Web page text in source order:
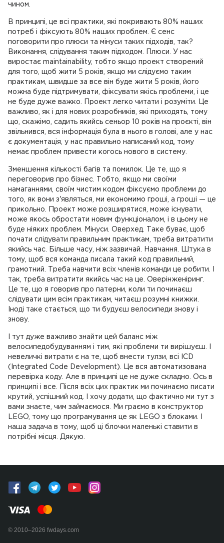
чином.
В принципі, це всі практики, які покривають 80% наших
потреб і фіксують 80% наших проблем. Є сенс
поговорити про плюси та мінуси таких підходів, так?
Виконання, слідування таким підходом. Плюси. У нас
виростає maintainability, тобто якщо проект створений
для того, щоб жити 5 років, якщо ми слідуємо таким
практикам, швидше за все він буде жити 5 років, його
можна буде підтримувати, фіксувати якісь проблеми, і це
не буде дуже важко. Проект легко читати і розуміти. Це
важливо, як і для нових розробників, які приходять, тому
що, скажімо, садить якийсь сеньор 10 років на проєкті, він
звільнився, вся інформація була в нього в голові, але у нас
є документація, у нас правильно написаний код, тому
немає проблем привести когось нового в систему.
Зменшення кількості багів та помилок. Це те, що я
переговорив про бізнес. Тобто, якщо ми своїми
намаганнями, своїм чистим кодом фіксуємо проблеми до
того, як вони з'являться, ми економимо гроші, а гроші — це
прикольно. Проект може розширятися, може існувати,
може якось обростати новим функціоналом, і в цьому не
буде ніяких проблем. Мінуси. Оверхед. Таке буває, щоб
почати слідувати правильним практикам, треба витратити
якийсь час. Більше часу, ніж зазвичай. Навчання. Штука в
тому, щоб вся команда писала такий код правильний,
грамотний. Треба навчити всіх членів команди це робити. І
так, треба витратити якийсь час на це. Оверінженіринг.
Це те, що я говорив про патерни, коли ти починаєш
слідувати цим всім практикам, читаєш розумні книжки.
Іноді таке стається, що ти будуєш велосипеди знову і
знову.
І тут дуже важливо знайти цей баланс між
велосипедобудуванням і тим, які проблеми ти вирішуєш. І
невеличкі витрати є на те, щоб внести тулзи, всі ICD
(Integrated Code Development). Це вся автоматизована
перевірка коду. Але в принципі це не дуже складно. Ось в
принципі і все. Після всіх цих практик ми починаємо писати
крутий, успішний код. І хочу додати, що фактично ми тут з
вами знаєте, чим займаємося. Ми граємо в конструктор
LEGO, тому що програмування це як LEGO з блоками. І
наша задача в тому, щоб ці блочки маленькі ставити в
потрібні місця. Дякую.
© 2010–2026 fwdays.com